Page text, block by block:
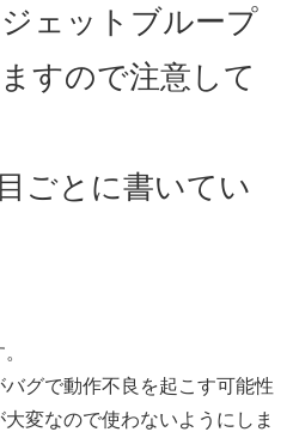
ェットブループ
すので注意して
ごとに書いてい
グで動作不良を起こす可能性
変なので使わないようにしま